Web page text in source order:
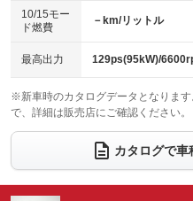
ベンチシート
：装備なし
チップアップシート
：装備なし
：装備なし
ウォークスルー
：装備あり
電動リアゲート
：装備なし
10/15モー
ド燃費
－km/リットル
最高出力 129ps(95kW)/
※新車時のカタログデータとなりま
で、詳細は販売店にご確認ください。
カタログで車